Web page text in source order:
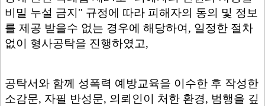
비밀 누설 금지" 규정에 따라 피해자의 동의 및 정보
를 제공 받을수 없는 경우에 해당하여, 일정한 절차
없이 형사공탁을 진행하였고,
공탁서와 함께 성폭력 예방교육을 이수한 후 작성한
소감문, 자필 반성문, 의뢰인이 처한 환경, 범행을 깊